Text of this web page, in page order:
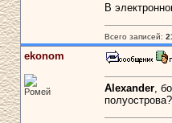
В
Всего записей:
ekonom
Ромей Alexander,
полуострова?